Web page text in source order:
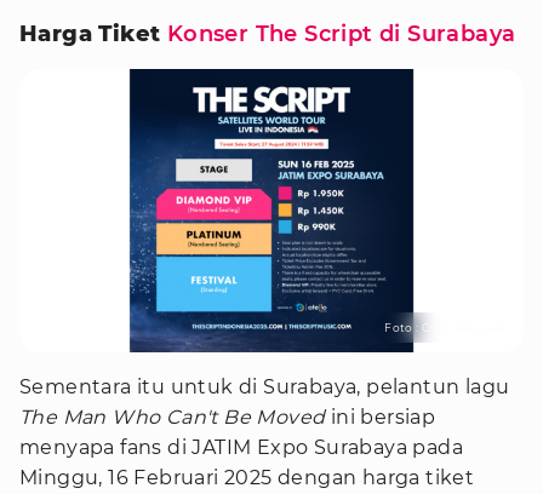
Harga Tiket Konser The Script di Surabaya
Foto : Color Asia Live
Sementara itu untuk di Surabaya, pelantun lagu
The Man Who Can't Be Movedini bersiap
menyapa fans di JATIM Expo Surabaya pada
Minggu, 16 Februari 2025 dengan harga tiket